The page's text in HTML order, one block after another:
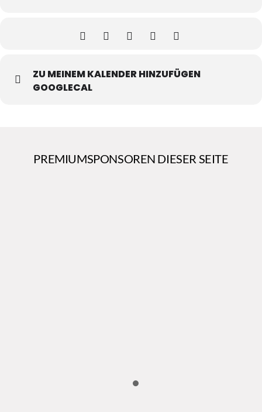
ZU MEINEM KALENDER HINZUFÜGEN
GOOGLECAL
PREMIUMSPONSOREN DIESER SEITE